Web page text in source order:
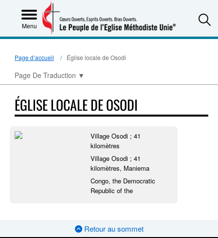
Menu
Page d’accueil Église locale de Osodi
Page De Traduction ▼
ÉGLISE LOCALE DE OSODI
Village Osodi ; 41
kilomètres
Village Osodi ; 41
kilomètres, Maniema
Congo, the Democratic
Republic of the
Retour au sommet